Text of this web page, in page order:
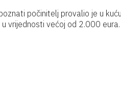
počinitelj provalio je u
vrijednosti većoj od 2.000